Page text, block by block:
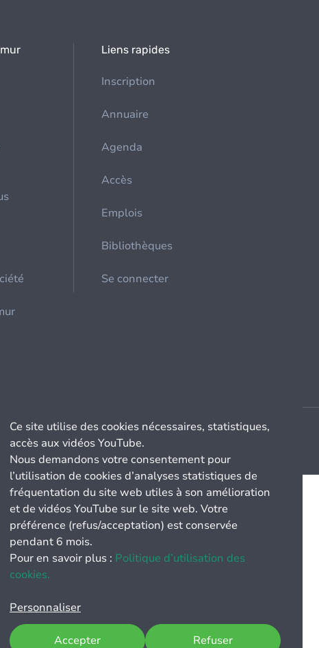
Liens rapides
Inscription
Annuaire
Agenda
Accès
Emplois
Bibliothèques
Se connecter
Ce site utilise des cookies nécessaires, statistiques,
accès aux vidéos YouTube.
Nous demandons votre consentement pour
l’utilisation de cookies d’analyses statistiques de
fréquentation du site web utiles à son amélioration
et de vidéos YouTube sur le site web. Votre
préférence (refus/acceptation) est conservée
pendant 6 mois.
Pour en savoir plus : Politique d’utilisation des
cookies.
Personnaliser
Refuser
Accepter